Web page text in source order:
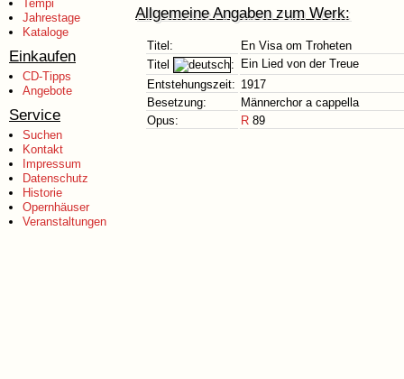
Tempi
Jahrestage
Kataloge
Einkaufen
CD-Tipps
Angebote
Service
Suchen
Kontakt
Impressum
Datenschutz
Historie
Opernhäuser
Veranstaltungen
Allgemeine Angaben zum Werk:
Titel:
En Visa om Troheten
Titel
:
Ein Lied von der Treue
Entstehungszeit: 1917
Besetzung:
Männerchor a cappella
Opus:
R 89